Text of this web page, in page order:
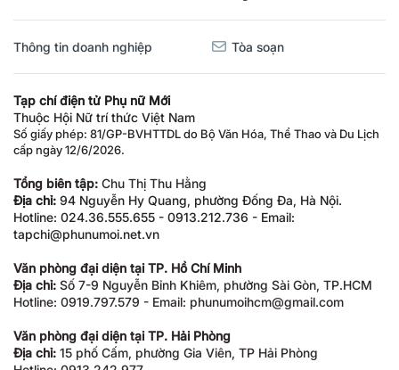
Thông tin doanh nghiệp Tòa soạn
Tạp chí điện tử Phụ nữ Mới
Thuộc Hội Nữ trí thức Việt Nam
Số giấy phép: 81/GP-BVHTTDL do Bộ Văn Hóa, Thể Thao và Du Lịch
cấp ngày 12/6/2026.
Tổng biên tập: Chu Thị Thu Hằng
Địa chỉ: 94 Nguyễn Hy Quang, phường Đống Đa, Hà Nội.
Hotline: 024.36.555.655 - 0913.212.736 - Email:
tapchi@phunumoi.net.vn
Văn phòng đại diện tại TP. Hồ Chí Minh
Địa chỉ: Số 7-9 Nguyễn Bỉnh Khiêm, phường Sài Gòn, TP.HCM
Hotline: 0919.797.579 - Email: phunumoihcm@gmail.com
Văn phòng đại diện tại TP. Hải Phòng
Địa chỉ: 15 phố Cấm, phường Gia Viên, TP Hải Phòng
Hotline: 0913.242.977